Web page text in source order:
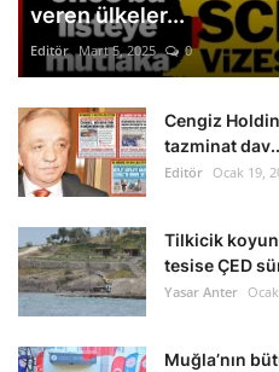
veren ülkeler...
Editör Mart 5, 2025 0
Cengiz
tazminat
Editör Ocak 19,
Tilkicik
tesise ÇED
Yasar Anter
Muğla’nın